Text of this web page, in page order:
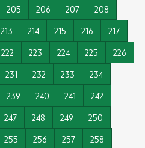
205 206 207
208
213 214 215 216
217
222 223 224 225
226
231 232 233
234
239 240 241
242
247 248 249
250
255 256 257
258